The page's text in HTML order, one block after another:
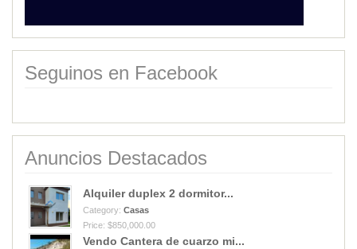
Seguinos en Facebook
Anuncios Destacados
Alquiler duplex 2 dormitor...
Category: Casas
Price: $850,000.00
Vendo Cantera de cuarzo mi...